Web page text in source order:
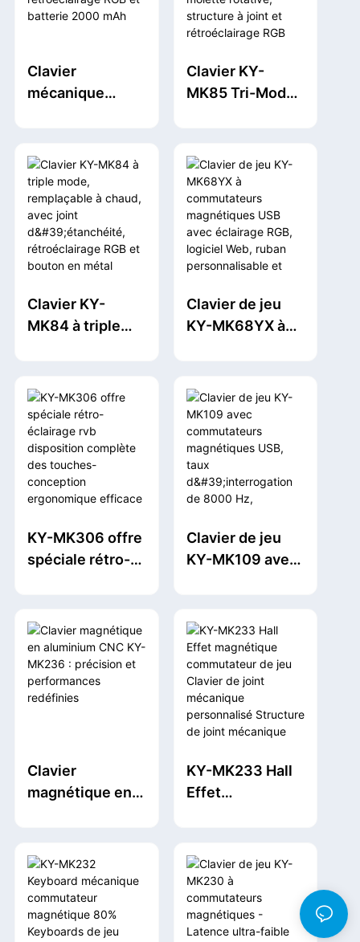
fréquence
Clavier
mécanique
Fi 2,4 GHz,
Bluetooth, USB,
rétroéclairage
RGB et batterie
2000 mAh
Clavier KY-
MK85 Tri-Mode
chaud avec
écran intelligent,
molette rotative,
structure à joint
et rétroéclairage
RGB
Clavier KY-
MK84 à triple
chaud, avec joint
d'étanchéité,
rétroéclairage
RGB et bouton
en métal
Clavier de jeu
KY-MK68YX à
USB avec
éclairage RGB,
logiciel Web,
ruban
personnalisable
et
OUTEMU White
Jade
KY-MK306 offre
spéciale rétro-
complète des
touches-
conception
ergonomique
profil bas
Clavier de jeu
KY-MK109 avec
USB, taux
d'interrogation
de 8000 Hz,
rétroéclairage
RGB et
commutateurs
effet Hall pour
PC
Clavier
magnétique en
précision et
performances
redéfinies
KY-MK233 Hall
Effet
jeu Clavier de
joint mécanique
personnalisé
Structure de